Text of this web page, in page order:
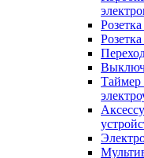
Таймер